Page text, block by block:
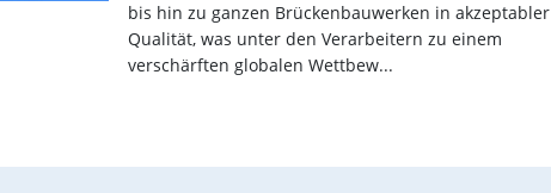
bis hin zu ganzen Brückenbauwerken in akzeptabler
Qualität, was unter den Verarbeitern zu einem
verschärften globalen Wettbew...